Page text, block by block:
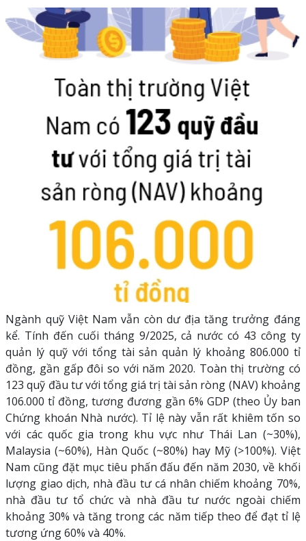
Ngành quỹ Việt Nam vẫn còn dư địa tăng trưởng đáng
kể. Tính đến cuối tháng 9/2025, cả nước có 43 công ty
quản lý quỹ với tổng tài sản quản lý khoảng 806.000 tỉ
đồng, gần gấp đôi so với năm 2020. Toàn thị trường có
123 quỹ đầu tư với tổng giá trị tài sản ròng (NAV) khoảng
106.000 tỉ đồng, tương đương gần 6% GDP (theo Ủy ban
Chứng khoán Nhà nước). Tỉ lệ này vẫn rất khiêm tốn so
với các quốc gia trong khu vực như Thái Lan (~30%),
Malaysia (~60%), Hàn Quốc (~80%) hay Mỹ (>100%). Việt
Nam cũng đặt mục tiêu phấn đấu đến năm 2030, về khối
lượng giao dịch, nhà đầu tư cá nhân chiếm khoảng 70%,
nhà đầu tư tổ chức và nhà đầu tư nước ngoài chiếm
khoảng 30% và tăng trong các năm tiếp theo để đạt tỉ lệ
tương ứng 60% và 40%.